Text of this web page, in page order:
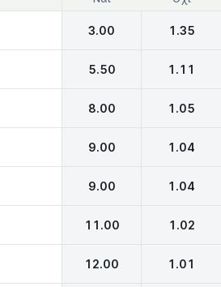
3.00 1.35
5.50 1.11
8.00 1.05
9.00 1.04
9.00 1.04
11.00 1.02
12.00 1.01